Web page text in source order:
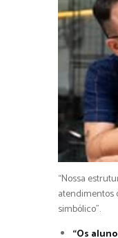
“Nossa
atendimentos
simbólico”.
“Os